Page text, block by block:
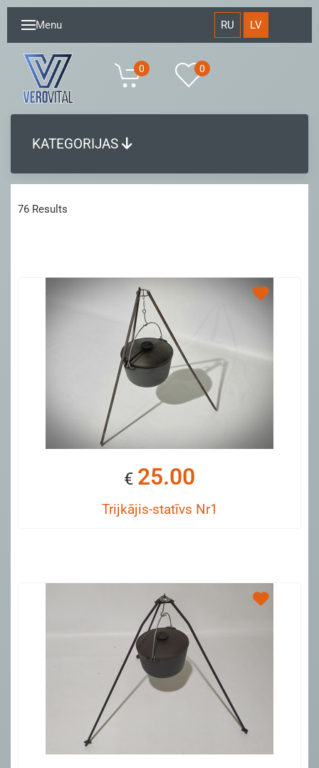
Menu RU LV
0 0
KATEGORIJAS
76 Results
€ 25.00
Trijkājis-statīvs Nr1